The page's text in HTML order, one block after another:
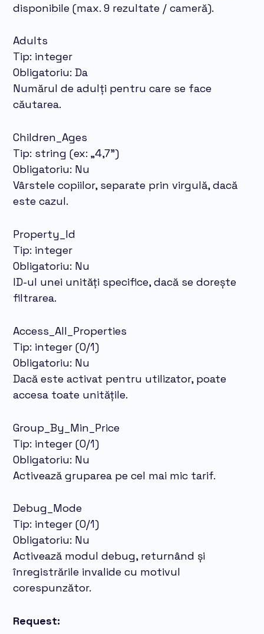
disponibile (max. 9 rezultate / cameră).
Adults
Tip: integer
Obligatoriu: Da
Numărul de adulți pentru care se face
căutarea.
Children_Ages
Tip: string (ex: „4,7”)
Obligatoriu: Nu
Vârstele copiilor, separate prin virgulă, dacă
este cazul.
Property_Id
Tip: integer
Obligatoriu: Nu
ID-ul unei unități specifice, dacă se dorește
filtrarea.
Access_All_Properties
Tip: integer (0/1)
Obligatoriu: Nu
Dacă este activat pentru utilizator, poate
accesa toate unitățile.
Group_By_Min_Price
Tip: integer (0/1)
Obligatoriu: Nu
Activează gruparea pe cel mai mic tarif.
Debug_Mode
Tip: integer (0/1)
Obligatoriu: Nu
Activează modul debug, returnând și
înregistrările invalide cu motivul
corespunzător.
Request: